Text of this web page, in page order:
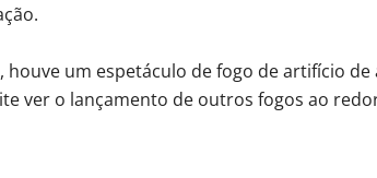
houve um espetáculo de fogo de artifício
ver o lançamento de outros fogos ao